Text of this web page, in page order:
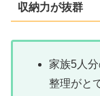
収納力が抜群
家族5人
整理がと